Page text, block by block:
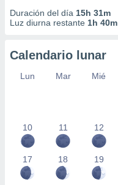
Duración del día 15h 31m
Luz diurna restante 1h 40m
Calendario lunar
Lun Mar Mié
10 11 12
17 18 19